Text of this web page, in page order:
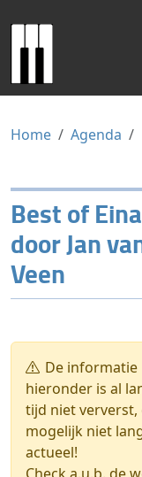
Home Agenda
Best of
door Jan
Veen
De informatie
hieronder is al
tijd niet ververst,
mogelijk niet
actueel!